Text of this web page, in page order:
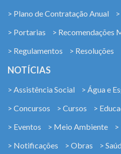
> Plano de Contratação Anual
> Portarias
> Recomendações
> Regulamentos
> Resoluções
NOTÍCIAS
> Assistência Social > Água e
> Concursos
> Cursos >
> Eventos
> Meio Ambiente
> Notificações
> Obras >